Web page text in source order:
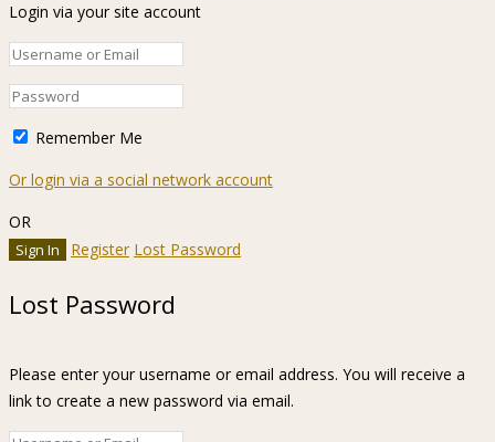
Login via your site account
Remember Me
Or login via a social network account
OR
Register Lost Password
Lost Password
Please enter your username or email address. You will receive a
link to create a new password via email.